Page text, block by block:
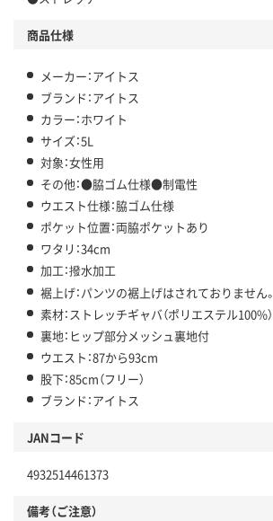
商品仕様
メーカー：アイトス
ブランド：アイトス
カラー：ホワイト
サイズ：5L
対象：女性用
その他：●脇ゴム仕様●制電性
ウエスト仕様：脇ゴム仕様
ポケット位置：両脇ポケットあり
ワタリ：34cm
加工：撥水加工
裾上げ：パンツの裾上げはされておりません。
素材：ストレッチギャバ（ポリエステル100%）
裏地：ヒップ部分メッシュ裏地付
ウエスト：87から93cm
股下：85cm（フリー）
ブランド：アイトス
JANコード
4932514461373
備考（ご注意）